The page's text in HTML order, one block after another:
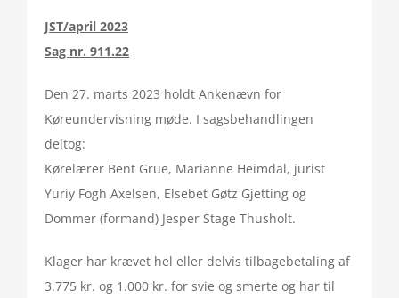
JST/april 2023
Sag nr. 911.22
Den 27. marts 2023 holdt Ankenævn for
Køreundervisning møde. I sagsbehandlingen
deltog:
Kørelærer Bent Grue, Marianne Heimdal, jurist
Yuriy Fogh Axelsen, Elsebet Gøtz Gjetting og
Dommer (formand) Jesper Stage Thusholt.
Klager har krævet hel eller delvis tilbagebetaling af
3.775 kr. og 1.000 kr. for svie og smerte og har til